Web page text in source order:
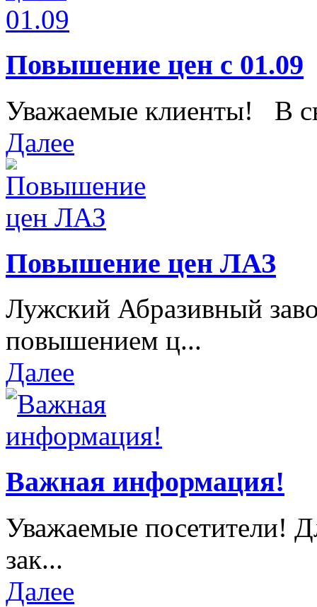
Повышение цен с 01.09
Уважаемые клиенты! В
Далее
Повышение цен ЛАЗ
Лужский Абразивный
повышением ц...
Далее
Важная информация!
Уважаемые посетители!
зак...
Далее